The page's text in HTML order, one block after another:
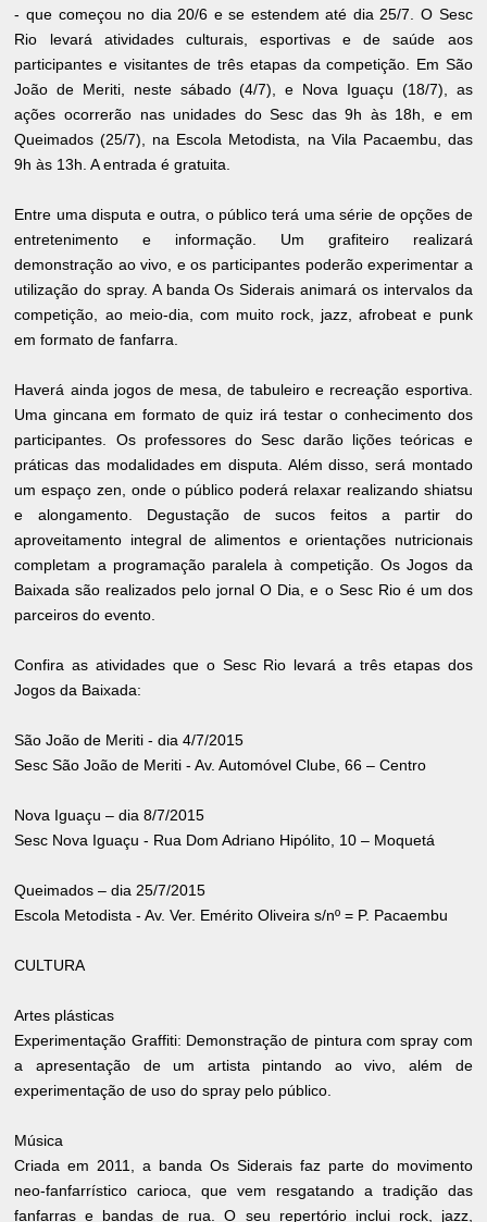
- que começou no dia 20/6 e se estendem até dia 25/7. O Sesc
Rio levará atividades culturais, esportivas e de saúde aos
participantes e visitantes de três etapas da competição. Em São
João de Meriti, neste sábado (4/7), e Nova Iguaçu (18/7), as
ações ocorrerão nas unidades do Sesc das 9h às 18h, e em
Queimados (25/7), na Escola Metodista, na Vila Pacaembu, das
9h às 13h. A entrada é gratuita.
Entre uma disputa e outra, o público terá uma série de opções de
entretenimento e informação. Um grafiteiro realizará
demonstração ao vivo, e os participantes poderão experimentar a
utilização do spray. A banda Os Siderais animará os intervalos da
competição, ao meio-dia, com muito rock, jazz, afrobeat e punk
em formato de fanfarra.
Haverá ainda jogos de mesa, de tabuleiro e recreação esportiva.
Uma gincana em formato de quiz irá testar o conhecimento dos
participantes. Os professores do Sesc darão lições teóricas e
práticas das modalidades em disputa. Além disso, será montado
um espaço zen, onde o público poderá relaxar realizando shiatsu
e alongamento. Degustação de sucos feitos a partir do
aproveitamento integral de alimentos e orientações nutricionais
completam a programação paralela à competição. Os Jogos da
Baixada são realizados pelo jornal O Dia, e o Sesc Rio é um dos
parceiros do evento.
Confira as atividades que o Sesc Rio levará a três etapas dos
Jogos da Baixada:
São João de Meriti - dia 4/7/2015
Sesc São João de Meriti - Av. Automóvel Clube, 66 – Centro
Nova Iguaçu – dia 8/7/2015
Sesc Nova Iguaçu - Rua Dom Adriano Hipólito, 10 – Moquetá
Queimados – dia 25/7/2015
Escola Metodista - Av. Ver. Emérito Oliveira s/nº = P. Pacaembu
CULTURA
Artes plásticas
Experimentação Graffiti: Demonstração de pintura com spray com
a apresentação de um artista pintando ao vivo, além de
experimentação de uso do spray pelo público.
Música
Criada em 2011, a banda Os Siderais faz parte do movi­mento
neo-fanfarrístico carioca, que vem resgatando a tradição das
fanfarras e ban­das de rua. O seu repertório inclui rock, jazz,